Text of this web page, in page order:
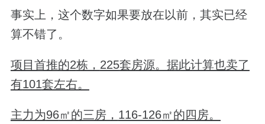
事实上，这个数字如果要放在以前，其实已经
算不错了。
项目首推的2栋， 225套房源。据此计算也卖了
有101套左右。
主力为96㎡的三房， 116-126㎡的四房。